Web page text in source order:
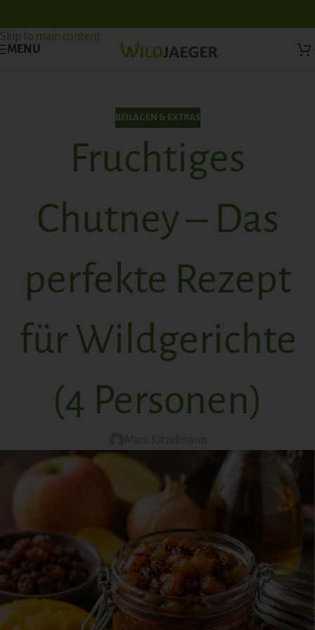
Skip to main content
MENU
BEILAGEN & EXTRAS
Fruchtiges
Chutney – Das
perfekte Rezept
für Wildgerichte
(4 Personen)